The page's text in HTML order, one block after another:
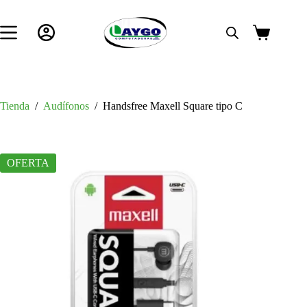
contenido
Carro
Tienda / Audífonos / Handsfree Maxell Square tipo C
OFERTA